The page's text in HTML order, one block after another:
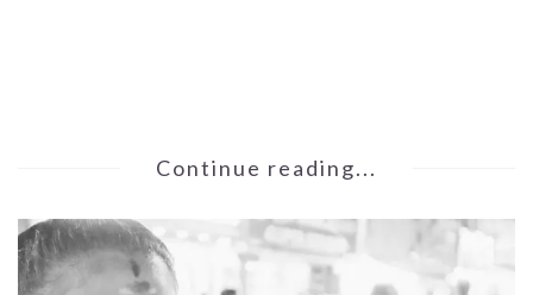
Continue reading...